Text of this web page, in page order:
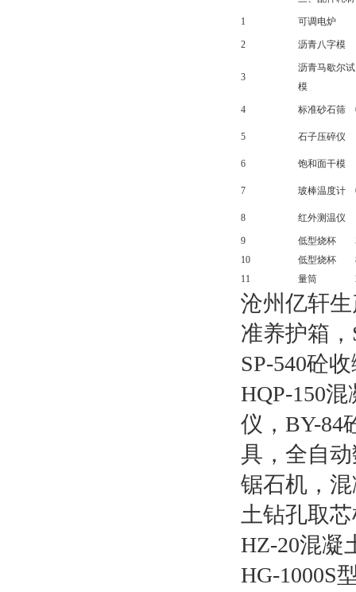
1 可调电炉
2 沥青八字模
3
沥青马歇尔试
模
4 标准砂石筛
5 石子压碎仪
6 饱和面干模
7 玻棒温度计
8 红外测温仪
9 低型烧杯
10
低型烧杯
11
量筒
沧州亿轩
准养护箱
SP-540砼
HQP-150
仪，BY-84
具，全自
锯石机，
土钻孔取
HZ-20混凝
HG-1000S